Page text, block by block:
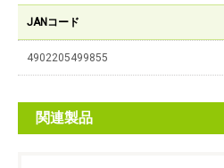
JANコード
4902205499855
関連製品